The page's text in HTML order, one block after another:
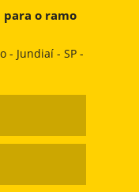
o ramo
- Jundiaí - SP -